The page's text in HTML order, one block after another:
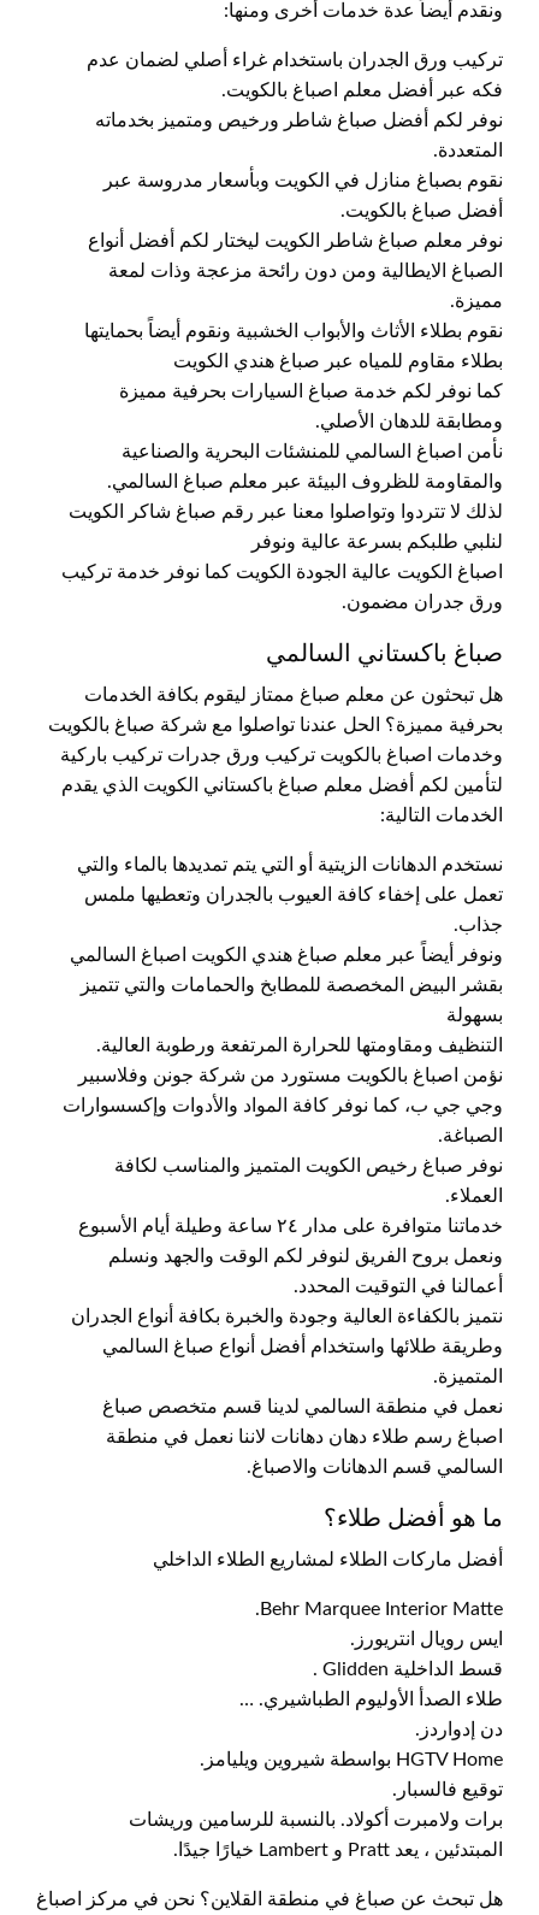
ونقدم أيضاً عدة خدمات أخرى ومنها:
تركيب ورق الجدران باستخدام غراء أصلي لضمان عدم
فكه عبر أفضل معلم اصباغ بالكويت.
نوفر لكم أفضل صباغ شاطر ورخيص ومتميز بخدماته
المتعددة.
نقوم بصباغ منازل في الكويت وبأسعار مدروسة عبر
أفضل صباغ بالكويت.
نوفر معلم صباغ شاطر الكويت ليختار لكم أفضل أنواع
الصباغ الايطالية ومن دون رائحة مزعجة وذات لمعة
مميزة.
نقوم بطلاء الأثاث والأبواب الخشبية ونقوم أيضاً بحمايتها
بطلاء مقاوم للمياه عبر صباغ هندي الكويت
كما نوفر لكم خدمة صباغ السيارات بحرفية مميزة
ومطابقة للدهان الأصلي.
نأمن اصباغ السالمي للمنشئات البحرية والصناعية
والمقاومة للظروف البيئة عبر معلم صباغ السالمي.
لذلك لا تتردوا وتواصلوا معنا عبر رقم صباغ شاكر الكويت
لنلبي طلبكم بسرعة عالية ونوفر
اصباغ الكويت عالية الجودة الكويت كما نوفر خدمة تركيب
ورق جدران مضمون.
صباغ باكستاني السالمي
هل تبحثون عن معلم صباغ ممتاز ليقوم بكافة الخدمات
بحرفية مميزة؟ الحل عندنا تواصلوا مع شركة صباغ بالكويت
وخدمات اصباغ بالكويت تركيب ورق جدرات تركيب باركية
لتأمين لكم أفضل معلم صباغ باكستاني الكويت الذي يقدم
الخدمات التالية:
نستخدم الدهانات الزيتية أو التي يتم تمديدها بالماء والتي
تعمل على إخفاء كافة العيوب بالجدران وتعطيها ملمس
جذاب.
ونوفر أيضاً عبر معلم صباغ هندي الكويت اصباغ السالمي
بقشر البيض المخصصة للمطابخ والحمامات والتي تتميز
بسهولة
التنظيف ومقاومتها للحرارة المرتفعة ورطوبة العالية.
نؤمن اصباغ بالكويت مستورد من شركة جونن وفلاسبير
وجي جي ب، كما نوفر كافة المواد والأدوات وإكسسوارات
الصباغة.
نوفر صباغ رخيص الكويت المتميز والمناسب لكافة
العملاء.
خدماتنا متوافرة على مدار ٢٤ ساعة وطيلة أيام الأسبوع
ونعمل بروح الفريق لنوفر لكم الوقت والجهد ونسلم
أعمالنا في التوقيت المحدد.
نتميز بالكفاءة العالية وجودة والخبرة بكافة أنواع الجدران
وطريقة طلائها واستخدام أفضل أنواع صباغ السالمي
المتميزة.
نعمل في منطقة السالمي لدينا قسم متخصص صباغ
اصباغ رسم طلاء دهان دهانات لاننا نعمل في منطقة
السالمي قسم الدهانات والاصباغ.
ما هو أفضل طلاء؟
أفضل ماركات الطلاء لمشاريع الطلاء الداخلي
Behr Marquee Interior Matte.
ايس رويال انتريورز.
قسط الداخلية Glidden .
طلاء الصدأ الأوليوم الطباشيري. …
دن إدواردز.
HGTV Home بواسطة شيروين ويليامز.
توقيع فالسبار.
برات ولامبرت أكولاد. بالنسبة للرسامين وريشات
المبتدئين ، يعد Pratt و Lambert خيارًا جيدًا.
هل تبحث عن صباغ في منطقة القلاين؟ نحن في مركز اصباغ